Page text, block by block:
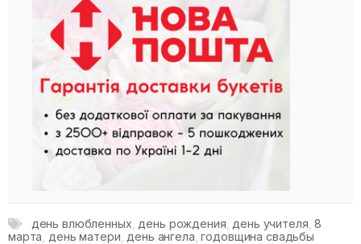
день влюбленных день рождения день учителя ,8
марта день матери день ангела ,годовщина свадьбы